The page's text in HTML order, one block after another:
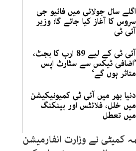
اگلے سال جولائی میں فائیو جی
سروس کا آغاز کیا جائے گا: وزیر
آئی ٹی
آئی ٹی کے لیے 89 ارب کا بجٹ،
’اضافی ٹیکس سے سٹارٹ اپس
متاثر ہوں گے‘
دنیا بھر میں آئی ٹی کمیونیکیشن
میں خلل، فلائٹس اور بینکنگ
میں تعطل
کمیٹی نے وزارت انفارمیشن